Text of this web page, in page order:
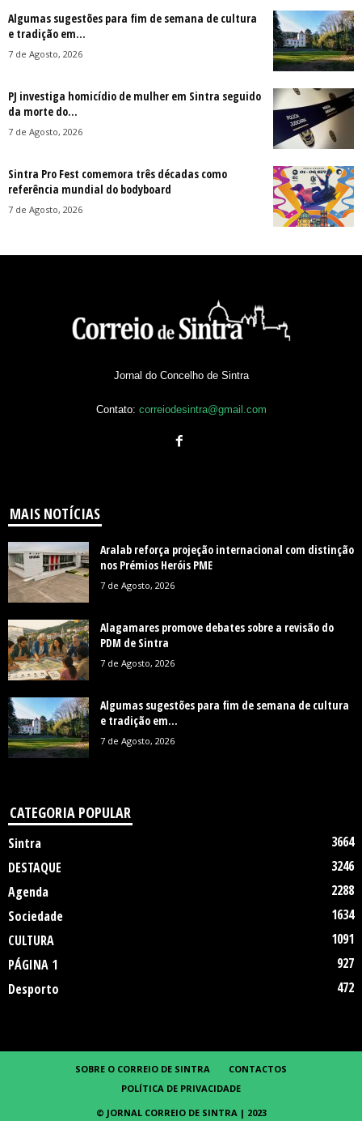
Algumas sugestões para fim de semana de cultura
e tradição em...
7 de Agosto, 2026
PJ investiga homicídio de mulher em Sintra seguido
da morte do...
7 de Agosto, 2026
Sintra Pro Fest comemora três décadas como
referência mundial do bodyboard
7 de Agosto, 2026
Jornal do Concelho de Sintra
Contato: correiodesintra@gmail.com
MAIS NOTÍCIAS
Aralab reforça projeção internacional com distinção
nos Prémios Heróis PME
7 de Agosto, 2026
Alagamares promove debates sobre a revisão do
PDM de Sintra
7 de Agosto, 2026
Algumas sugestões para fim de semana de cultura
e tradição em...
7 de Agosto, 2026
CATEGORIA POPULAR
Sintra
3664
DESTAQUE
3246
Agenda
2288
Sociedade
1634
CULTURA
1091
PÁGINA 1
927
Desporto
472
SOBRE O CORREIO DE SINTRA
CONTACTOS
POLÍTICA DE PRIVACIDADE
© JORNAL CORREIO DE SINTRA | 2023